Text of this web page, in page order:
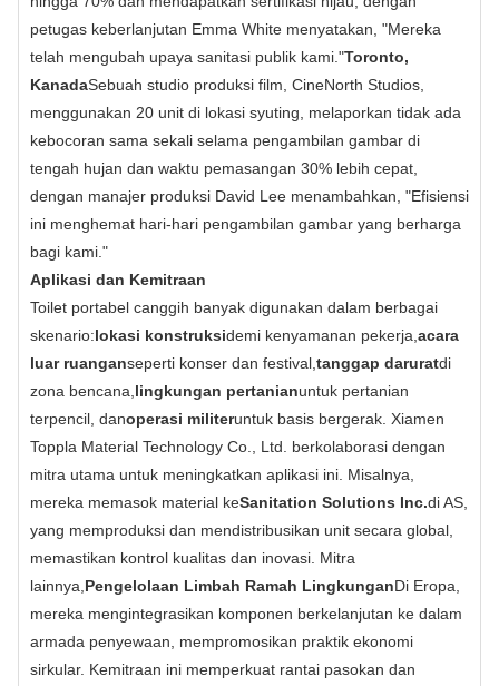
petugas keberlanjutan Emma White menyatakan, "Mereka
telah mengubah upaya sanitasi publik kami."Toronto,
KanadaSebuah studio produksi film, CineNorth Studios,
menggunakan 20 unit di lokasi syuting, melaporkan tidak ada
kebocoran sama sekali selama pengambilan gambar di
tengah hujan dan waktu pemasangan 30% lebih cepat,
dengan manajer produksi David Lee menambahkan, "Efisiensi
ini menghemat hari-hari pengambilan gambar yang berharga
bagi kami."
Aplikasi dan Kemitraan
Toilet portabel canggih banyak digunakan dalam berbagai
skenario:lokasi konstruksidemi kenyamanan pekerja, acara
luar ruanganseperti konser dan festival, tanggap daruratdi
zona bencana, lingkungan pertanianuntuk pertanian
terpencil, danoperasi militeruntuk basis bergerak. Xiamen
Toppla Material Technology Co., Ltd. berkolaborasi dengan
mitra utama untuk meningkatkan aplikasi ini. Misalnya,
mereka memasok material keSanitation Solutions Inc.di AS,
yang memproduksi dan mendistribusikan unit secara global,
memastikan kontrol kualitas dan inovasi. Mitra
lainnya, Pengelolaan Limbah Ramah LingkunganDi Eropa,
mereka mengintegrasikan komponen berkelanjutan ke dalam
armada penyewaan, mempromosikan praktik ekonomi
sirkular. Kemitraan ini memperkuat rantai pasokan dan